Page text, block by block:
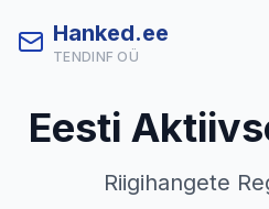
Hanked.ee
TENDINF OÜ
Eesti
Riigihangete